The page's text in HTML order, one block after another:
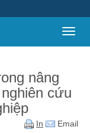
nâng
cứu
In
Email